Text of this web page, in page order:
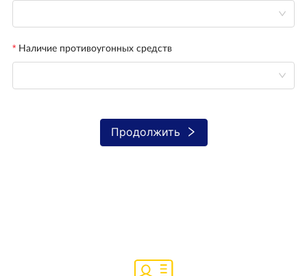
Наличие противоугонных средств
Продолжить